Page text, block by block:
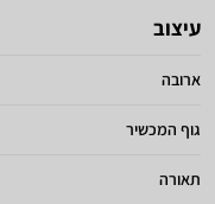
עיצוב
ארובה
גוף המכשיר
תאורה